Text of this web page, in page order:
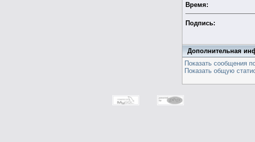
Время:
Подпись:
Дополнительная
Показать сообщения
Показать общую